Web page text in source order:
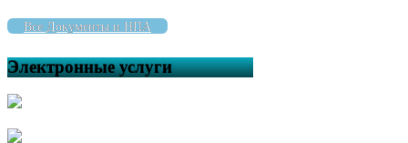
Все Документы и НПА
Электронные услуги